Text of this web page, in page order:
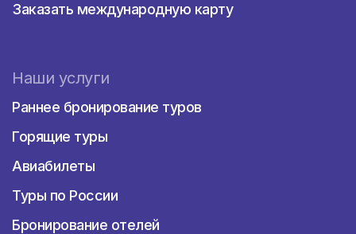
Заказать международную карту
Наши услуги
Раннее бронирование туров
Горящие туры
Авиабилеты
Туры по России
Бронирование отелей